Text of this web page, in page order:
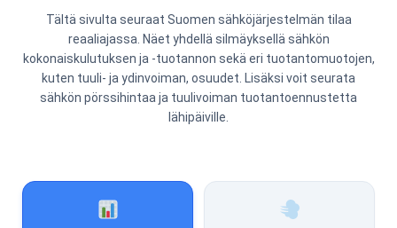
Tältä sivulta seuraat Suomen sähköjärjestelmän tilaa
reaaliajassa. Näet yhdellä silmäyksellä sähkön
kokonaiskulutuksen ja -tuotannon sekä eri tuotantomuotojen,
kuten tuuli- ja ydinvoiman, osuudet. Lisäksi voit seurata
sähkön pörssihintaa ja tuulivoiman tuotantoennustetta
lähipäiville.